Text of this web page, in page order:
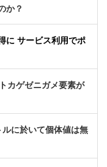
か？
に サービス利用でポ
カゲゼニガメ要素が
ルに於いて個体値は無